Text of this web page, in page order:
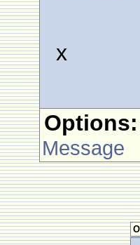
x
Options:
Message